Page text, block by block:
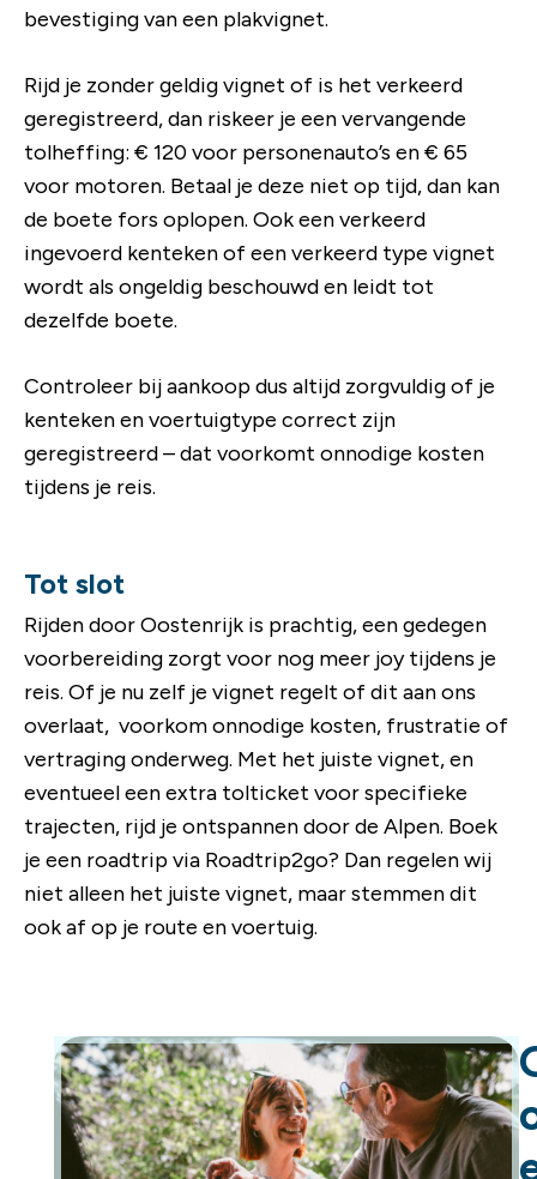
bevestiging van een plakvignet.
Rijd je zonder geldig vignet of is het verkeerd
geregistreerd, dan riskeer je een vervangende
tolheffing: € 120 voor personenauto’s en € 65
voor motoren. Betaal je deze niet op tijd, dan kan
de boete fors oplopen. Ook een verkeerd
ingevoerd kenteken of een verkeerd type vignet
wordt als ongeldig beschouwd en leidt tot
dezelfde boete.
Controleer bij aankoop dus altijd zorgvuldig of je
kenteken en voertuigtype correct zijn
geregistreerd – dat voorkomt onnodige kosten
tijdens je reis.
Tot slot
Rijden door Oostenrijk is prachtig, een gedegen
voorbereiding zorgt voor nog meer joy tijdens je
reis. Of je nu zelf je vignet regelt of dit aan ons
overlaat, voorkom onnodige kosten, frustratie of
vertraging onderweg. Met het juiste vignet, en
eventueel een extra tolticket voor specifieke
trajecten, rijd je ontspannen door de Alpen. Boek
je een roadtrip via Roadtrip2go? Dan regelen wij
niet alleen het juiste vignet, maar stemmen dit
ook af op je route en voertuig.